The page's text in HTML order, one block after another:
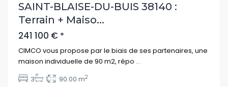
SAINT-BLAISE-DU-BUIS 38140 :
Terrain + Maiso...
241 100 € *
CIMCO vous propose par le biais de ses partenaires, une
maison individuelle de 90 m2, répo
3 1 90.00 m2